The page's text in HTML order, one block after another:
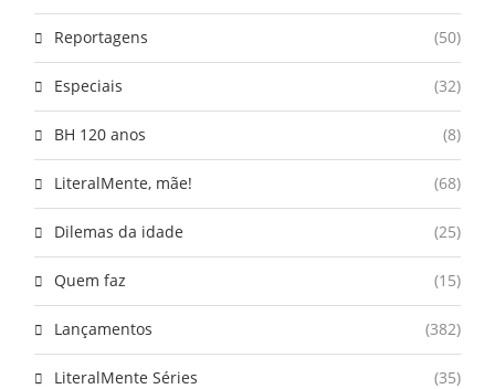
Reportagens (50)
Especiais (32)
BH 120 anos (8)
LiteralMente, mãe! (68)
Dilemas da idade (25)
Quem faz (15)
Lançamentos (382)
LiteralMente Séries (35)